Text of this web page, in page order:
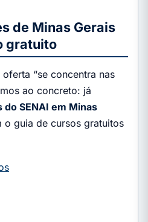
de Minas Gerais
gratuito
“se concentra nas
ao concreto: já
do SENAI em Minas
o guia de cursos gratuitos